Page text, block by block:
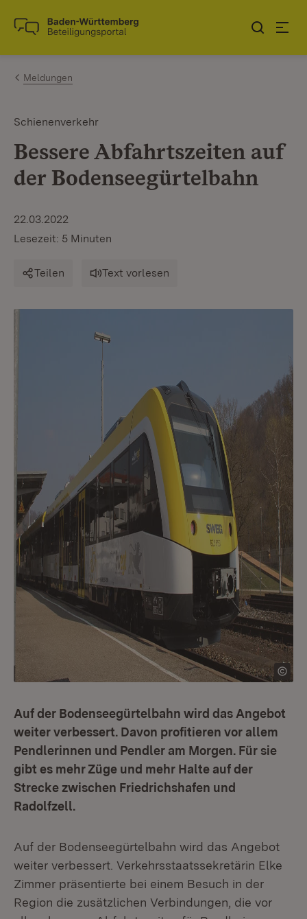
Zum Inhalt springen
Link zur Startseite
Meldungen
Schienenverkehr
Bessere Abfahrtszeiten auf
der Bodenseegürtelbahn
22.03.2022
Lesezeit: 5 Minuten
Teilen Text vorlesen
Auf der Bodenseegürtelbahn wird das Angebot
weiter verbessert. Davon profitieren vor allem
Pendlerinnen und Pendler am Morgen. Für sie
gibt es mehr Züge und mehr Halte auf der
Strecke zwischen Friedrichshafen und
Radolfzell.
Auf der Bodenseegürtelbahn wird das Angebot
weiter verbessert. Verkehrsstaatssekretärin Elke
Zimmer präsentierte bei einem Besuch in der
Region die zusätzlichen Verbindungen, die vor